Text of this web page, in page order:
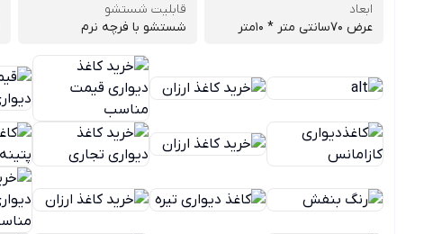
ابعاد
عرض 70سانتی متر * 10متر
قابلیت شستشو
شستشو با فرچه نرم